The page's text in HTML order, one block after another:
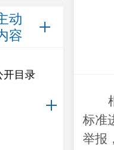
动
容
开目录
标准
举报